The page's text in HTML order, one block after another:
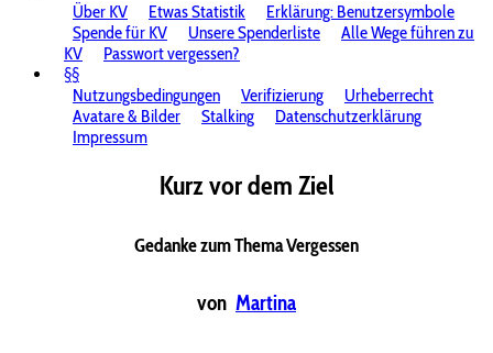
Über KV
Etwas Statistik
Erklärung: Benutzersymbole
Spende für KV
Unsere Spenderliste
Alle Wege führen zu
KV
Passwort vergessen?
§§
Nutzungsbedingungen
Verifizierung
Urheberrecht
Avatare & Bilder
Stalking
Datenschutzerklärung
Impressum
Kurz vor dem Ziel
Gedanke zum Thema Vergessen
von Martina